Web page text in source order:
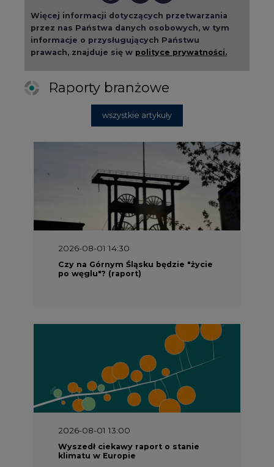
Więcej informacji dotyczących przetwarzania
przez nas Państwa danych osobowych, w tym
informacje o przysługujących Państwu
prawach, znajduje się w polityce prywatności.
Raporty branżowe
wszystkie artykuły
2026-08-01 14:30
Czy na Górnym Śląsku będzie "życie
po węglu"? (raport)
2026-08-01 13:00
Wyszedł ciekawy raport o stanie
klimatu w Europie